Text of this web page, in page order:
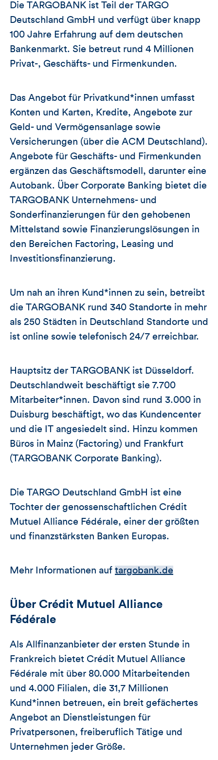
Die TARGOBANK ist Teil der TARGO
Deutschland GmbH und verfügt über knapp
100 Jahre Erfahrung auf dem deutschen
Bankenmarkt. Sie betreut rund 4 Millionen
Privat-, Geschäfts- und Firmenkunden.
Das Angebot für Privatkund*innen umfasst
Konten und Karten, Kredite, Angebote zur
Geld- und Vermögensanlage sowie
Versicherungen (über die ACM Deutschland).
Angebote für Geschäfts- und Firmenkunden
ergänzen das Geschäftsmodell, darunter eine
Autobank. Über Corporate Banking bietet die
TARGOBANK Unternehmens- und
Sonderfinanzierungen für den gehobenen
Mittelstand sowie Finanzierungslösungen in
den Bereichen Factoring, Leasing und
Investitionsfinanzierung.
Um nah an ihren Kund*innen zu sein, betreibt
die TARGOBANK rund 340 Standorte in mehr
als 250 Städten in Deutschland Standorte und
ist online sowie telefonisch 24/7 erreichbar.
Hauptsitz der TARGOBANK ist Düsseldorf.
Deutschlandweit beschäftigt sie 7.700
Mitarbeiter*innen. Davon sind rund 3.000 in
Duisburg beschäftigt, wo das Kundencenter
und die IT angesiedelt sind. Hinzu kommen
Büros in Mainz (Factoring) und Frankfurt
(TARGOBANK Corporate Banking).
Die TARGO Deutschland GmbH ist eine
Tochter der genossenschaftlichen Crédit
Mutuel Alliance Fédérale, einer der größten
und finanzstärksten Banken Europas.
Mehr Informationen auf targobank.de
Über Crédit Mutuel Alliance
Fédérale
Als Allfinanzanbieter der ersten Stunde in
Frankreich bietet Crédit Mutuel Alliance
Fédérale mit über 80.000 Mitarbeitenden
und 4.000 Filialen, die 31,7 Millionen
Kund*innen betreuen, ein breit gefächertes
Angebot an Dienstleistungen für
Privatpersonen, freiberuflich Tätige und
Unternehmen jeder Größe.